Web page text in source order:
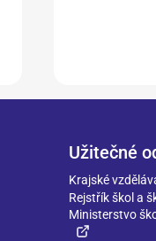
Užitečné
Krajské
Rejstřík škol a
Ministerstvo